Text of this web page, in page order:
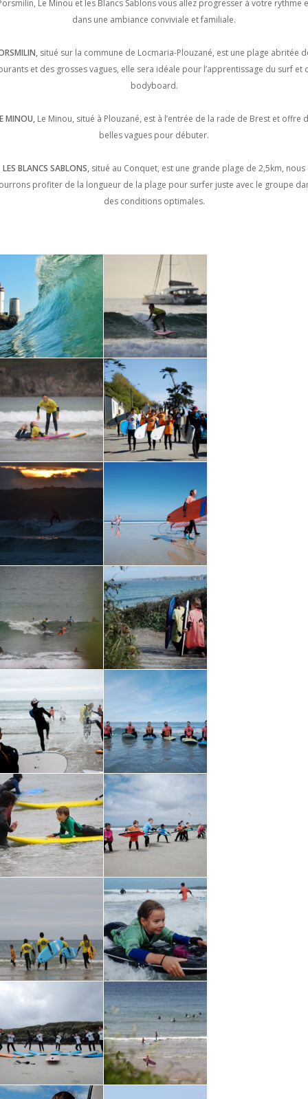
Le Minou et les Blancs Sablons vous allez progresser à votre rythme
dans une ambiance conviviale et familiale.
situé sur la commune de Locmaria-Plouzané, est une plage abritée
et des grosses vagues, elle sera idéale pour l’apprentissage du surf et
bodyboard.
MINOU,Le Minou, situé à Plouzané, est à l’entrée de la rade de Brest et offre
belles vagues pour débuter.
LES BLANCS SABLONS, situé au Conquet, est une grande plage de 2,5km, nous
profiter de la longueur de la plage pour surfer juste avec le groupe
des conditions optimales.